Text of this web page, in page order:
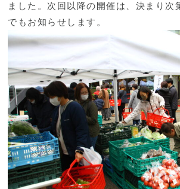
ました。次回以降の開催は、決まり次
でもお知らせします。